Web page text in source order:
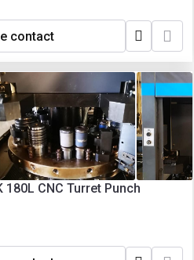
contact
180L CNC Turret Punch